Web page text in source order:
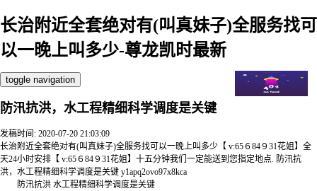
长治附近全套绝对有(叫真妹子)全服务找可
以一晚上叫多少-尊龙凯时最新
toggle navigation
防汛抗洪，水工程精细科学调度是关键
发稿时间: 2020-07-20 21:03:09
长治附近全套绝对有(叫真妹子)全服务找可以一晚上叫多少【 v:65６84９31花姐】全
天24小时安排【 v:65６84９31花姐】十五分钟我们一定能送到您指定地点. 防汛抗
洪，水工程精细科学调度是关键 y1apq2ovo97x8kca
防汛抗洪 水工程精细科学调度是关键